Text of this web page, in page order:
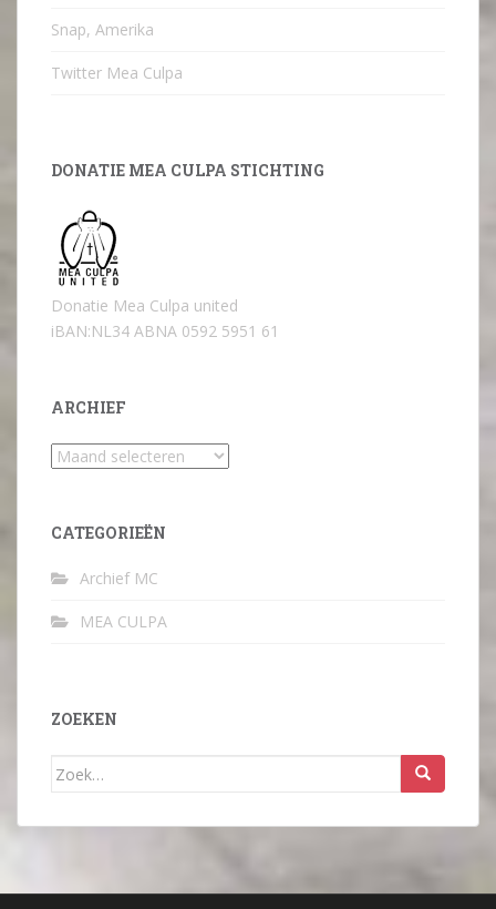
Snap, Amerika
Twitter Mea Culpa
DONATIE MEA CULPA STICHTING
Donatie Mea Culpa united
iBAN:NL34 ABNA 0592 5951 61
ARCHIEF
Archief
CATEGORIEËN
Archief MC
MEA CULPA
ZOEKEN
Zoek